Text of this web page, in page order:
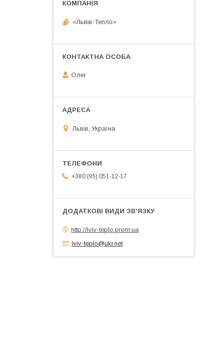
«Львів-Тепло»
Олег
Львів, Україна
+380 (95) 051-12-17
http://lviv-teplo.prom.ua
lviv-teplo@ukr.net